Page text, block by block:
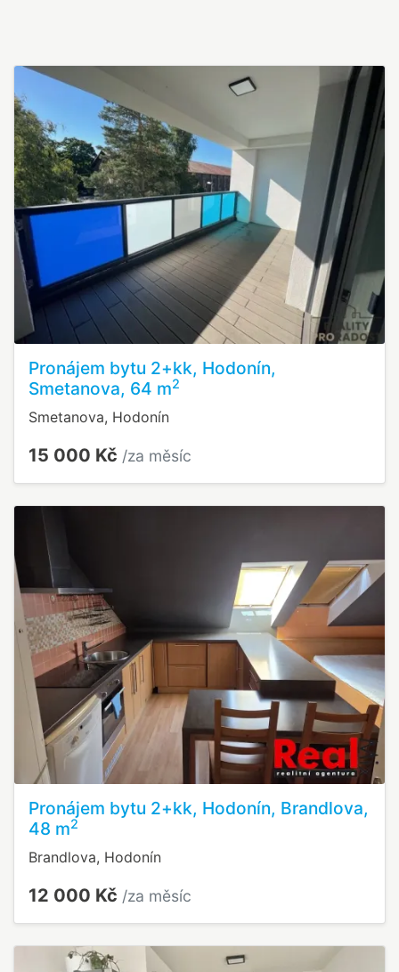
Pronájem bytu 2+kk, Hodonín,
Smetanova, 64 m2
Smetanova, Hodonín
15 000 Kč /za měsíc
Pronájem bytu 2+kk, Hodonín, Brandlova,
48 m2
Brandlova, Hodonín
12 000 Kč /za měsíc